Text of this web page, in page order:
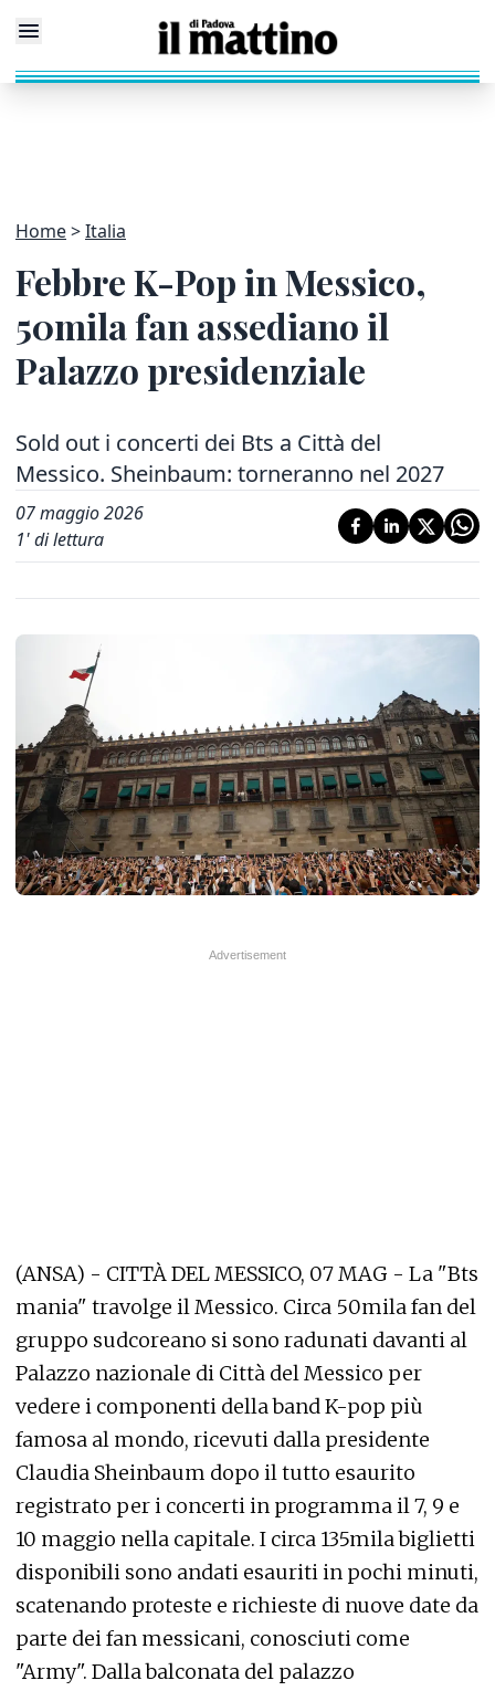
Home Italia
Febbre K-Pop in Messico,
50mila fan assediano il
Palazzo presidenziale
Sold out i concerti dei Bts a Città del
Messico. Sheinbaum: torneranno nel 2027
07 maggio 2026
1' di lettura
(ANSA) - CITTÀ DEL MESSICO, 07 MAG - La "Bts
mania" travolge il Messico. Circa 50mila fan del
gruppo sudcoreano si sono radunati davanti al
Palazzo nazionale di Città del Messico per
vedere i componenti della band K-pop più
famosa al mondo, ricevuti dalla presidente
Claudia Sheinbaum dopo il tutto esaurito
registrato per i concerti in programma il 7, 9 e
10 maggio nella capitale. I circa 135mila biglietti
disponibili sono andati esauriti in pochi minuti,
scatenando proteste e richieste di nuove date da
parte dei fan messicani, conosciuti come
"Army". Dalla balconata del palazzo